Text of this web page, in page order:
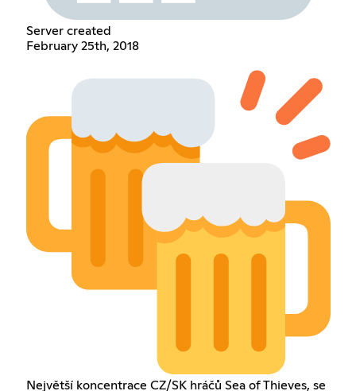
Server created
February 25th, 2018
Největší koncentrace CZ/SK hráčů Sea of Thieves, se